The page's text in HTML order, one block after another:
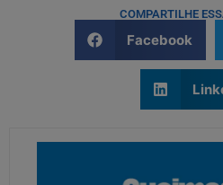
COMPARTILHE
Facebook